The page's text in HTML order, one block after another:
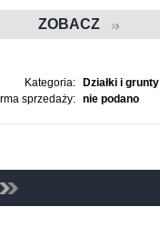
ZOBACZ
Kategoria:
Działki i grunty
sprzedaży:
nie podano